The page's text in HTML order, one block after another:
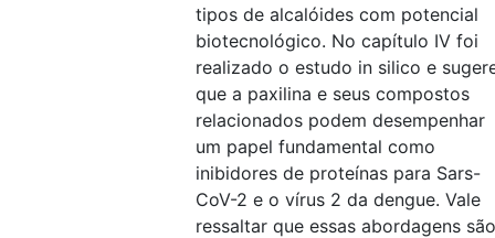
tipos de alcalóides com potencial
biotecnológico. No capítulo IV foi
realizado o estudo in silico e
que a paxilina e seus compostos
relacionados podem desempenhar
um papel fundamental como
inibidores de proteínas para Sars-
CoV-2 e o vírus 2 da dengue. Vale
ressaltar que essas abordagens são